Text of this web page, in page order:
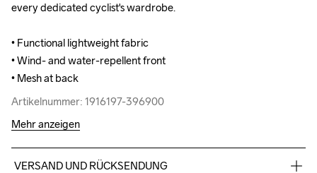
every dedicated cyclist's wardrobe.
• Functional lightweight fabric
• Wind- and water-repellent front
• Mesh at back
Artikelnummer: 1916197-396900
every dedicated cyclist's wardrobe.
• Functional lightweight fabric
• Wind- and water-repellent front
• Mesh at back
Artikelnummer: 1916197-396900
Mehr anzeigen
VERSAND UND RÜCKSENDUNG